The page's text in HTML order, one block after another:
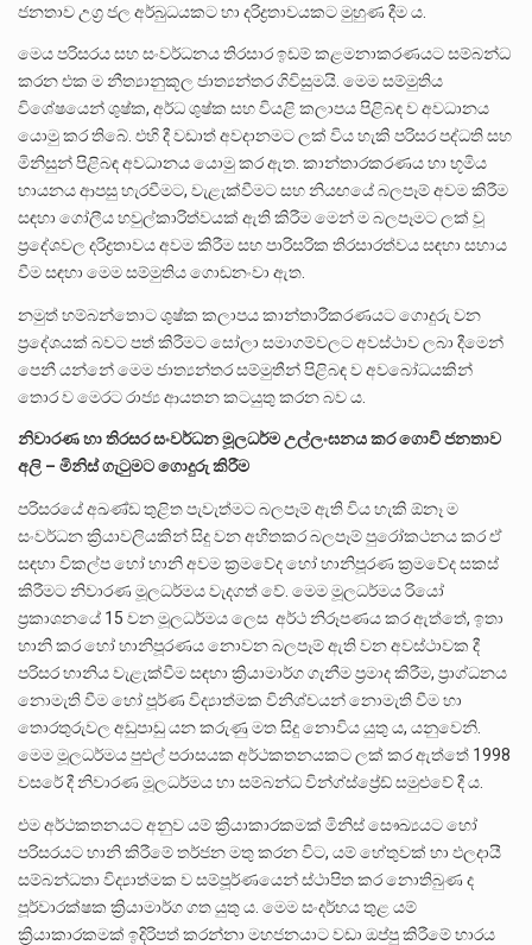
ජනතාව උග්‍ර ජල අර්බුධයකට හා දරිද්‍රතාවයකට මුහුණ දීම ය.
මෙය පරිසරය සහ සංවර්ධනය තිරසාර ඉඩම් කළමනාකරණයට සම්බන්ධ
කරන එක ම නීත්‍යානුකූල ජාත්‍යන්තර ගිවිසුමයි. මෙම සම්මුතිය
විශේෂයෙන් ශුෂ්ක, අර්ධ ශුෂ්ක සහ වියළි කලාපය පිළිබඳ ව අවධානය
යොමු කර තිබේ. එහි දී වඩාත් අවදානමට ලක් විය හැකි පරිසර පද්ධති සහ
මිනිසුන් පිළිබඳ අවධානය යොමු කර ඇත. කාන්තාරකරණය හා භූමිය
හායනය ආපසු හැරවීමට, වැළැක්වීමට සහ නියඟයේ බලපෑම් අවම කිරීම
සඳහා ගෝලීය හවුල්කාරිත්වයක් ඇති කිරීම මෙන් ම බලපෑමට ලක් වූ
ප්‍රදේශවල දරිද්‍රතාවය අවම කිරීම සහ පාරිසරික තිරසාරත්වය සඳහා සහාය
වීම සඳහා මෙම සම්මුතිය ගොඩනංවා ඇත.
නමුත් හම්බන්තොට ශුෂ්ක කලාපය කාන්තාරීකරණයට ගොදුරු වන
ප්‍රදේශයක් බවට පත් කිරීමට සෝලා සමාගම්වලට අවස්ථාව ලබා දීමෙන්
පෙනී යන්නේ මෙම ජාත්‍යන්තර සම්මුතීන් පිළිබඳ ව අවබෝධයකින්
තොර ව මෙරට රාජ්‍ය ආයතන කටයුතු කරන බව ය.
නිවාරණ හා තිරසර සංවර්ධන මූලධර්ම උල්ලංඝනය කර ගොවි ජනතාව
අලි – මිනිස් ගැටුමට ගොදුරු කිරීම
පරිසරයේ අඛණ්ඩ තුළිත පැවැත්මට බලපෑම් ඇති විය හැකි ඕනෑ ම
සංවර්ධන ක්‍රියාවලියකින් සිදු වන අහිතකර බලපෑම් පුරෝකථනය කර ඒ
සඳහා විකල්ප හෝ හානි අවම ක්‍රමවේද හෝ හානිපූරණ ක්‍රමවේද සකස්
කිරීමට නිවාරණ මූලධර්මය වැදගත් වේ. මෙම මූලධර්මය රියෝ
ප්‍රකාශනයේ 15 වන මූලධර්මය ලෙස අර්ථ නිරූපණය කර ඇත්තේ, ඉතා
හානි කර හෝ හානිපූරණය නොවන බලපෑම් ඇති වන අවස්ථාවක දී
පරිසර හානිය වැළැක්වීම සඳහා ක්‍රියාමාර්ග ගැනීම ප්‍රමාද කිරීම, ප්‍රාග්ධනය
නොමැති වීම හෝ පූර්ණ විද්‍යාත්මක විනිශ්චයන් නොමැති වීම හා
තොරතුරුවල අඩුපාඩු යන කරුණු මත සිදු නොවිය යුතු ය, යනුවෙනි.
මෙම මූලධර්මය පුළුල් පරාසයක අර්ථකතනයකට ලක් කර ඇත්තේ 1998
වසරේ දී නිවාරණ මූලධර්මය හා සම්බන්ධ වින්ග්ස්ප්‍රේඩ් සමුළුවේ දී ය.
එම අර්ථකතනයට අනුව යම් ක්‍රියාකාරකමක් මිනිස් සෞඛ්‍යයට හෝ
පරිසරයට හානි කිරීමේ තර්ජන මතු කරන විට, යම් හේතුවක් හා ඵලදායී
සම්බන්ධතා විද්‍යාත්මක ව සම්පූර්ණයෙන් ස්ථාපිත කර නොතිබුණ ද
පූර්වාරක්ෂක ක්‍රියාමාර්ග ගත යුතු ය. මෙම සංදර්භය තුළ යම්
ක්‍රියාකාරකමක් ඉදිරිපත් කරන්නා මහජනයාට වඩා ඔප්පු කිරීමේ භාරය